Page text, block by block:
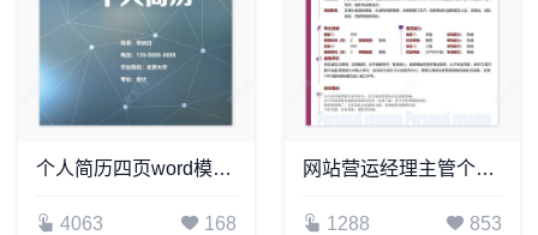
个人简历四页word模板(3)
4063 168
网站营运经理主管个人简历Word模板(3)
1288 853